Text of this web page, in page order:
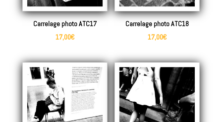
Carrelage photo ATC17
17,00€
Carrelage photo ATC18
17,00€